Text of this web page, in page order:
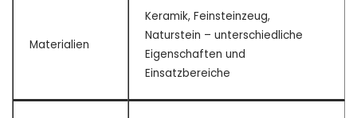
Materialien
Keramik, Feinsteinzeug,
Naturstein – unterschiedliche
Eigenschaften und
Einsatzbereiche